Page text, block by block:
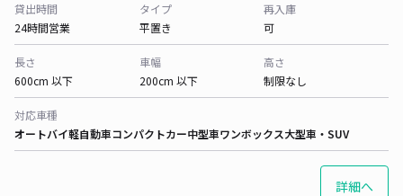
貸出時間
24時間営業
タイプ
平置き
再入庫
可
長さ
600cm 以下
車幅
200cm 以下
高さ
制限なし
対応車種
オートバイ軽自動車コンパクトカー中型車ワンボックス大型車・SUV
詳細へ